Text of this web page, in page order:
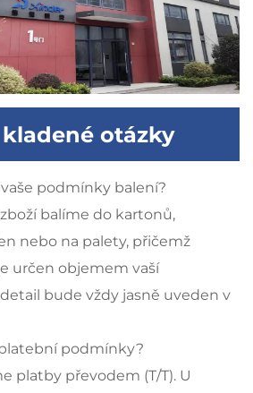
otázky
vaše podmínky balení?
balíme do kartonů,
nebo na palety, přičemž
určen objemem vaší
bude vždy jasně uveden v
platební podmínky?
platby převodem (T/T). U